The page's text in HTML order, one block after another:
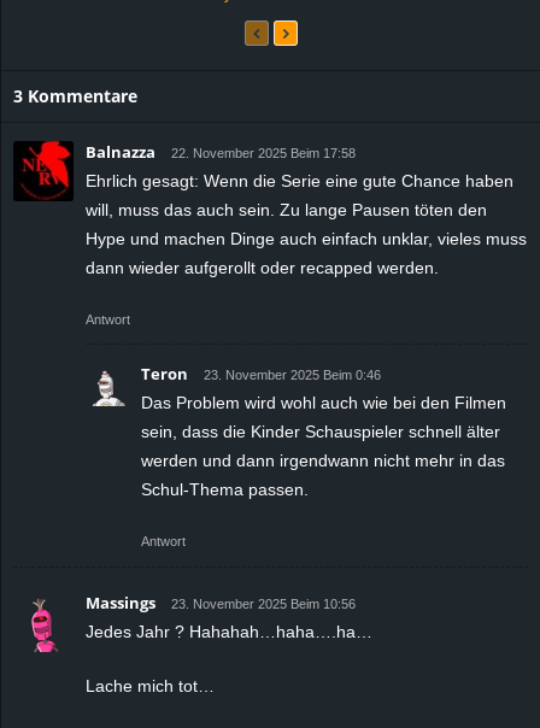
3 Kommentare
Balnazza 22. November 2025 Beim 17:58
Ehrlich gesagt: Wenn die Serie eine gute Chance haben
will, muss das auch sein. Zu lange Pausen töten den
Hype und machen Dinge auch einfach unklar, vieles muss
dann wieder aufgerollt oder recapped werden.
Antwort
Teron 23. November 2025 Beim 0:46
Das Problem wird wohl auch wie bei den Filmen
sein, dass die Kinder Schauspieler schnell älter
werden und dann irgendwann nicht mehr in das
Schul-Thema passen.
Antwort
Massings 23. November 2025 Beim 10:56
Jedes Jahr ? Hahahah…haha….ha…
Lache mich tot…